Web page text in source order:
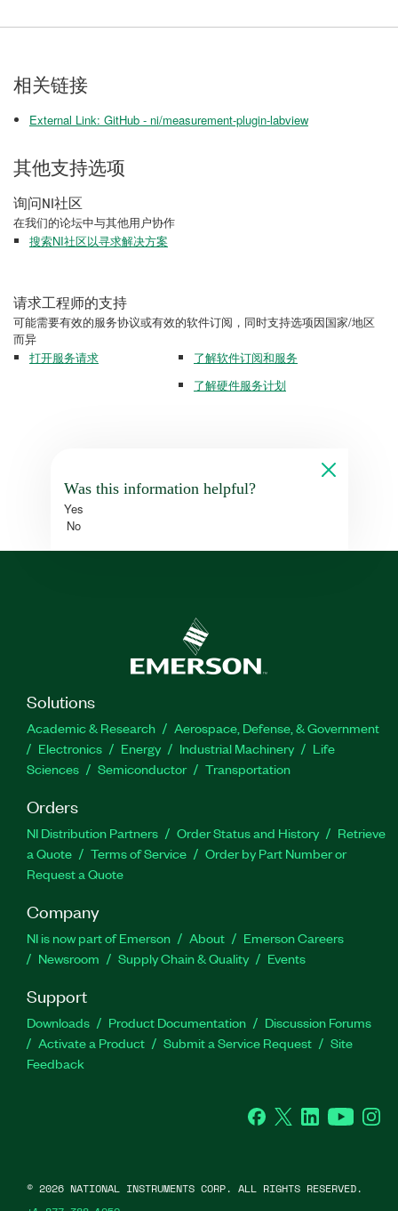
相关链接
External Link: GitHub - ni/measurement-plugin-labview
其他支持选项
询问NI社区
在我们的论坛中与其他用户协作
搜索NI社区以寻求解决方案
请求工程师的支持
可能需要有效的服务协议或有效的软件订阅，同时支持选项因国家/地区
而异
打开服务请求
了解软件订阅和服务
了解硬件服务计划
Was this information helpful?
Yes
No
Solutions
Academic & Research
Aerospace, Defense, & Government
Electronics
Energy Industrial Machinery
Life
Sciences
Semiconductor Transportation
Orders
NI Distribution Partners Order Status and History
Retrieve
a Quote
Terms of Service
Order by Part Number or
Request a Quote
Company
NI is now part of Emerson About
Emerson Careers
Newsroom
Supply Chain & Quality Events
Support
Downloads Product Documentation
Discussion Forums
Activate a Product
Submit a Service Request
Site
Feedback
Facebook
Twitter LinkedInYouTube
© 2026 NATIONAL INSTRUMENTS CORP. ALL RIGHTS RESERVED.